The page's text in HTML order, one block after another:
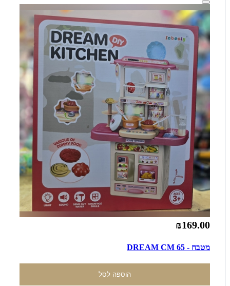
₪169.00
מטבח - DREAM CM 65
הוספה לסל